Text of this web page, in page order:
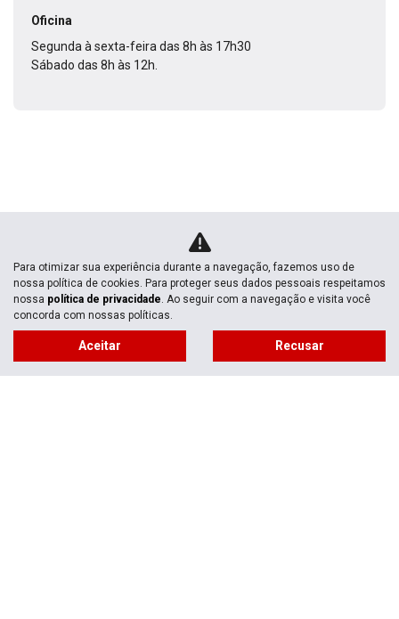
Novas
Mapa do site
Para otimizar sua experiência durante a navegação, fazemos uso de
nossa política de cookies. Para proteger seus dados pessoais respeitamos
nossa política de privacidade. Ao seguir com a navegação e visita você
concorda com nossas políticas.
Aceitar Recusar